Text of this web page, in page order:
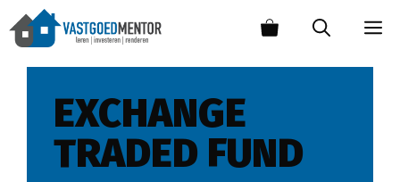
EXCHANGE
TRADED FUND